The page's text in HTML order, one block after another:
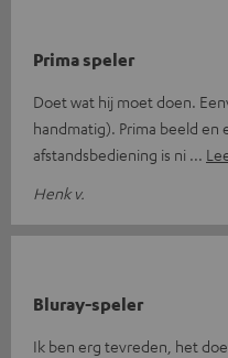
Prima speler
Doet wat hij moet doen.
handmatig). Prima beeld en
afstandsbediening is ni
Henk v.
Bluray-speler
Ik ben erg tevreden, het